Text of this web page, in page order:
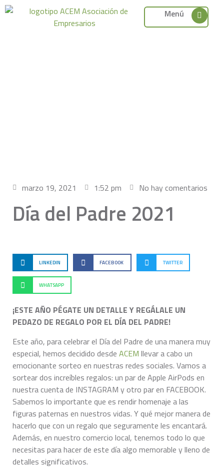
Menú
marzo 19, 2021 1:52 pm No hay comentarios
Día del Padre 2021
LINKEDIN FACEBOOK TWITTER
WHATSAPP
¡ESTE AÑO PÉGATE UN DETALLE Y REGÁLALE UN
PEDAZO DE REGALO POR EL DÍA DEL PADRE!
Este año, para celebrar el Día del Padre de una manera muy
especial, hemos decidido desde ACEM llevar a cabo un
emocionante sorteo en nuestras redes sociales. Vamos a
sortear dos increíbles regalos: un par de Apple AirPods en
nuestra cuenta de INSTAGRAM y otro par en FACEBOOK.
Sabemos lo importante que es rendir homenaje a las
figuras paternas en nuestros vidas. Y qué mejor manera de
hacerlo que con un regalo que seguramente les encantará.
Además, en nuestro comercio local, tenemos todo lo que
necesitas para hacer de este día algo memorable y lleno de
detalles significativos.